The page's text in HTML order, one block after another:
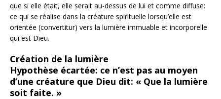
que si elle était, elle serait au-dessus de lui et comme diffuse:
ce qui se réalise dans la créature spirituelle lorsqu’elle est
orientée (convertitur) vers la lumière immuable et incorporelle
qui est Dieu.
Création de la lumière
Hypothèse écartée: ce n’est pas au moyen
d’une créature que Dieu dit: « Que la lumière
soit faite. »